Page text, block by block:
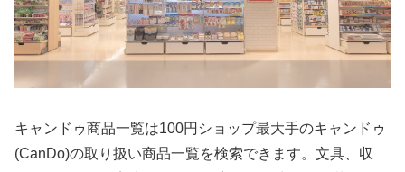
キャンドゥ商品一覧は100円ショップ最大手のキャンドゥ
(CanDo)の取り扱い商品一覧を検索できます。文具、収